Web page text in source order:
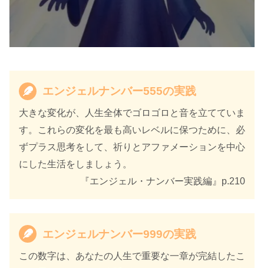
エンジェルナンバー555の実践
大きな変化が、人生全体でゴロゴロと音を立てていま
す。これらの変化を最も高いレベルに保つために、必
ずプラス思考をして、祈りとアファメーションを中心
にした生活をしましょう。
『エンジェル・ナンバー実践編』p.210
エンジェルナンバー999の実践
この数字は、あなたの人生で重要な一章が完結したこ